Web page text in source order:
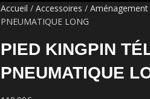
Accueil Accessoires
PNEUMATIQUE LONG
PIED KINGPIN
PNEUMATIQUE